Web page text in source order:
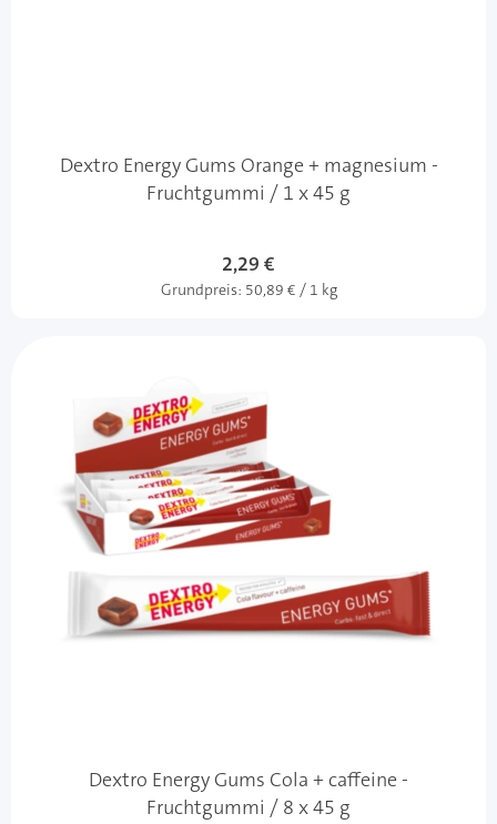
Dextro Energy Gums Orange + magnesium -
Fruchtgummi / 1 x 45 g
2,29 €
Grundpreis: 50,89 € / 1 kg
Dextro Energy Gums Cola + caffeine -
Fruchtgummi / 8 x 45 g